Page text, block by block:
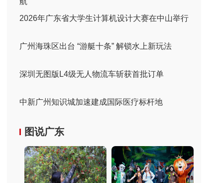
2026年广东省大学生计算机设计大赛在中山举行
广州海珠区出台 “游艇十条” 解锁水上新玩法
深圳无图版L4级无人物流车斩获首批订单
中新广州知识城加速建成国际医疗标杆地
图说广东